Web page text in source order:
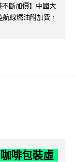
不斷加價】中國大
線燃油附加費，
啡包裝虛